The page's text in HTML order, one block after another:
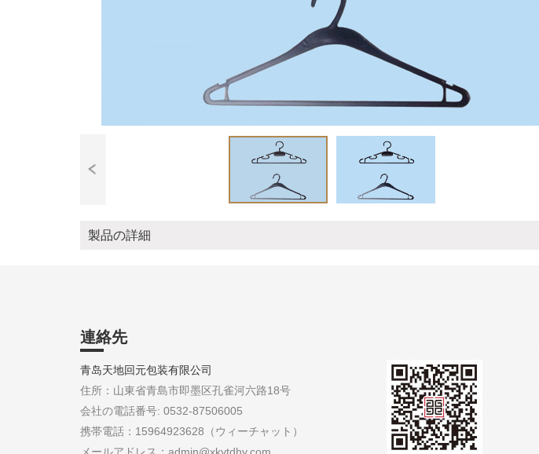
製品の詳細
連絡先
青岛天地回元包装有限公司
住所：山東省青島市即墨区孔雀河六路18号
会社の電話番号: 0532-87506005
携帯電話：15964923628（ウィーチャット）
メールアドレス：admin@xkytdhy.com